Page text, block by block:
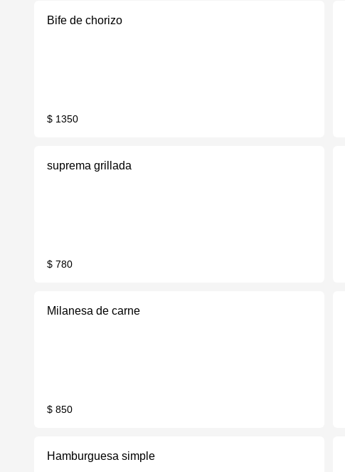
Bife de chorizo
$ 1350
suprema grillada
$ 780
Milanesa de carne
$ 850
Hamburguesa simple